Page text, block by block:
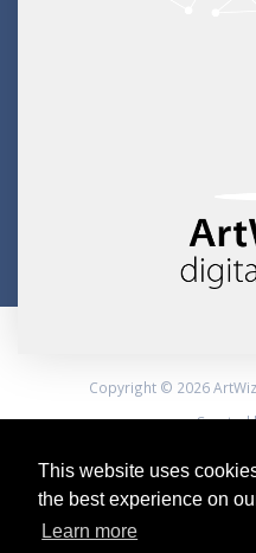
This website uses
the best experience on
Learn more
Copyright © 2026
Created